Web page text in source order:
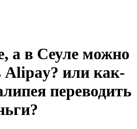
а в Сеуле можно
Alipay? или как-
переводить